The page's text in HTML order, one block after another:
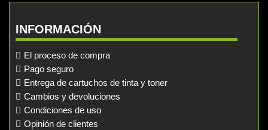
INFORMACIÓN
El proceso de compra
Pago seguro
Entrega de cartuchos de tinta y toner
Cambios y devoluciones
Condiciones de uso
Opinión de clientes